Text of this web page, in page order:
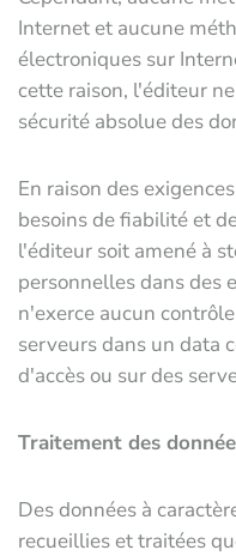
Internet et aucune
électroniques sur
cette raison, l'éditeur
sécurité absolue des
En raison des
besoins de fiabilité et
l'éditeur soit amené à
personnelles dans des
n'exerce aucun
serveurs dans un data
d'accès ou sur des
Traitement des
Des données à
recueillies et traitées